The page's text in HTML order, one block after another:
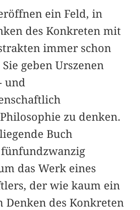
ein Feld, in
des Konkreten mit
immer schon
geben Urszenen
und
zu denken.
Buch
das Werk eines
der wie kaum ein
Denken des Konkreten